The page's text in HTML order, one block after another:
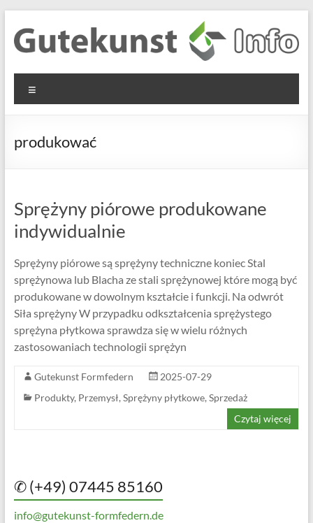
content
Gutekunst
Formfedern
GmbH
Informationen
Flachmaterial
produkować
Sprężyny piórowe produkowane
indywidualnie
Sprężyny piórowe są sprężyny techniczne koniec Stal
sprężynowa lub Blacha ze stali sprężynowej które mogą być
produkowane w dowolnym kształcie i funkcji. Na odwrót
Siła sprężyny W przypadku odkształcenia sprężystego
sprężyna płytkowa sprawdza się w wielu różnych
zastosowaniach technologii sprężyn
Gutekunst Formfedern
2025-07-29
Produkty, Przemysł, Sprężyny płytkowe, Sprzedaż
Czytaj więcej
✆ (+49) 07445 85160
info@gutekunst-formfedern.de